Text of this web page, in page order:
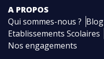
A PROPOS
Qui sommes-nous ? Blog
Etablissements Scolaires
Nos engagements